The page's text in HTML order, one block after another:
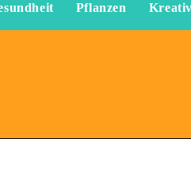
Pflanzen Kreativ